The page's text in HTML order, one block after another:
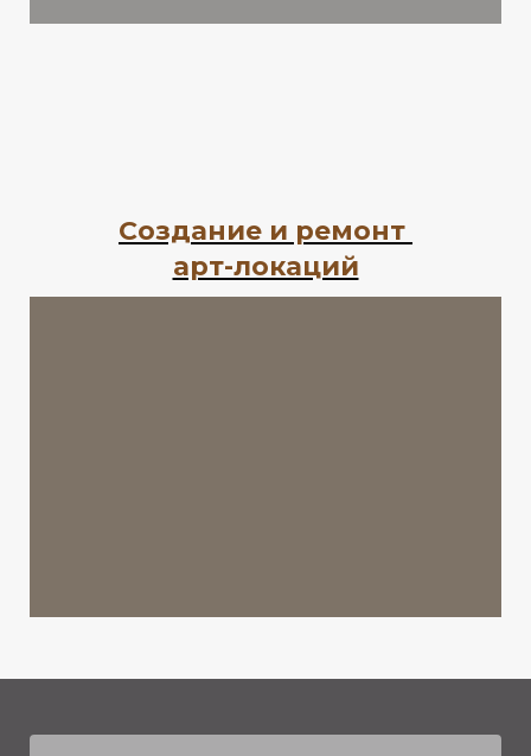
Создание и ремонт
арт-локаций